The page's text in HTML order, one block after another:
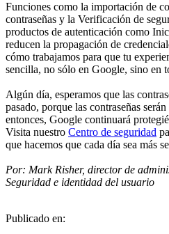
Funciones como la importación de
contraseñas y la Verificación de
productos de autenticación como
reducen la propagación de
cómo trabajamos para que tu
sencilla, no sólo en Google, sino en
Algún día, esperamos que las
pasado, porque las contraseñas
entonces, Google continuará
Visita nuestro Centro de seguridad
que hacemos que cada día sea más
Por: Mark Risher, director de
Seguridad e identidad del usuario
Publicado en: